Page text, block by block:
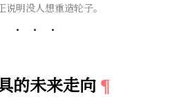
明没人想重造轮子。
的未来走向